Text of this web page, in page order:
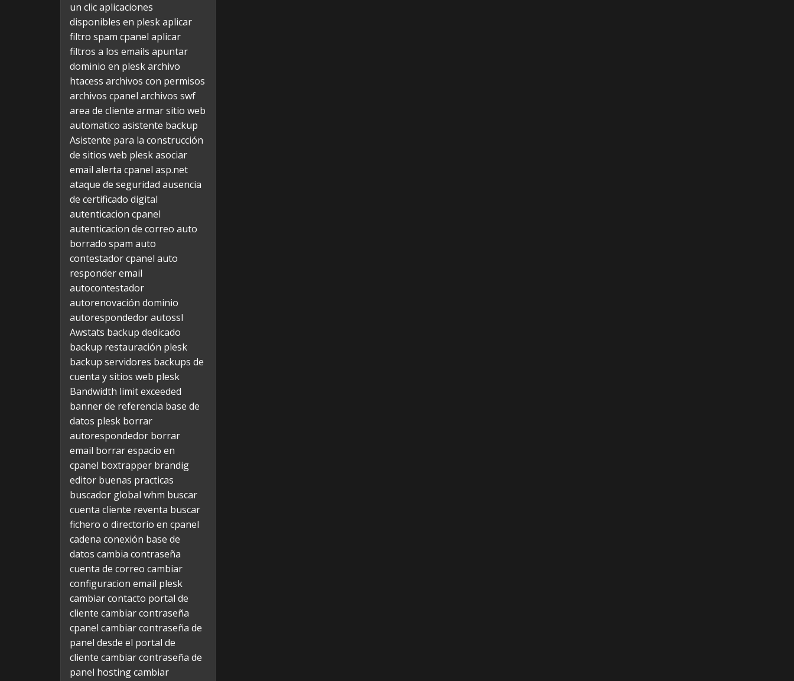
un clicaplicaciones
disponibles en pleskaplicar
filtro spam cpanel aplicar
filtros a los emails apuntar
dominio en pleskarchivo
htacess archivos con permisos
archivos cpanel archivos swf
area de cliente armar sitio web
automatico asistente backup
Asistente para la construcción
de sitios web pleskasociar
email alerta cpanel asp.net
ataque de seguridad ausencia
de certificado digital
autenticacion cpanel
autenticacion de correo auto
borrado spam auto
contestador cpanel auto
responder email
autocontestador
autorenovación dominio
autorespondedorautossl
Awstats backup dedicado
backup restauración plesk
backup servidores backups de
cuenta y sitios web plesk
Bandwidth limit exceeded
banner de referencia base de
datos plesk borrar
autorespondedor borrar
email borrar espacio en
cpanel boxtrapper brandig
editor buenas practicas
buscador global whm buscar
cuenta cliente reventa buscar
fichero o directorio en cpanel
cadena conexión base de
datos cambia contraseña
cuenta de correo cambiar
configuracion email plesk
cambiar contacto portal de
cliente cambiar contraseña
cpanel cambiar contraseña de
panel desde el portal de
cliente cambiar contraseña de
panel hostingcambiar